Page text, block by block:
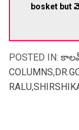
bosket
POSTED IN:
COLUMNS,
RALU,